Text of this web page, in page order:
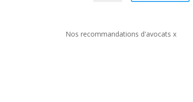
Nos recommandations d'avocats x